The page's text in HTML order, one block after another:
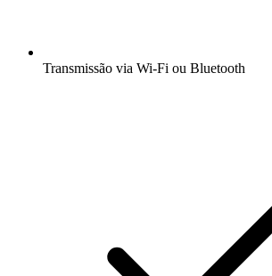
Transmissão via Wi-Fi ou Bluetooth